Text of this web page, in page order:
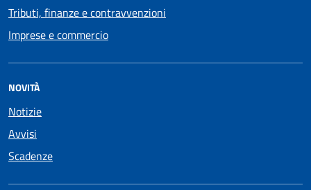
Tributi, finanze e contravvenzioni
Imprese e commercio
NOVITÀ
Notizie
Avvisi
Scadenze